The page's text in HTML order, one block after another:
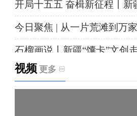
开局十五五 奋楫新征程丨
今日聚焦 | 从一片荒滩到万
石榴画说丨新疆“馕卡”文创
天山观察丨暑期AI研学热，
视频 更多